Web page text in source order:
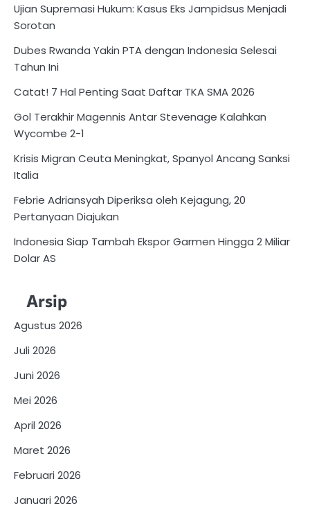
Ujian Supremasi Hukum: Kasus Eks Jampidsus Menjadi
Sorotan
Dubes Rwanda Yakin PTA dengan Indonesia Selesai
Tahun Ini
Catat! 7 Hal Penting Saat Daftar TKA SMA 2026
Gol Terakhir Magennis Antar Stevenage Kalahkan
Wycombe 2-1
Krisis Migran Ceuta Meningkat, Spanyol Ancang Sanksi
Italia
Febrie Adriansyah Diperiksa oleh Kejagung, 20
Pertanyaan Diajukan
Indonesia Siap Tambah Ekspor Garmen Hingga 2 Miliar
Dolar AS
Arsip
Agustus 2026
Juli 2026
Juni 2026
Mei 2026
April 2026
Maret 2026
Februari 2026
Januari 2026